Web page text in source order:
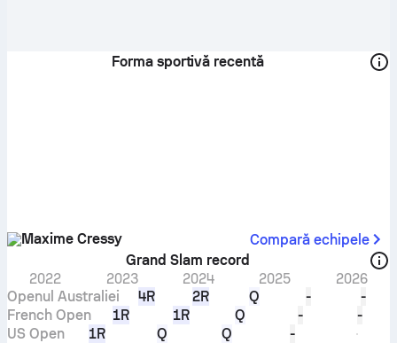
Forma sportivă recentă
Maxime Cressy
Compară echipele
Grand Slam record
2022
2023 2024 2025
2026
Openul Australiei
4R 2R Q -
-
French Open
1R 1R Q -
-
US Open
1R Q Q
-